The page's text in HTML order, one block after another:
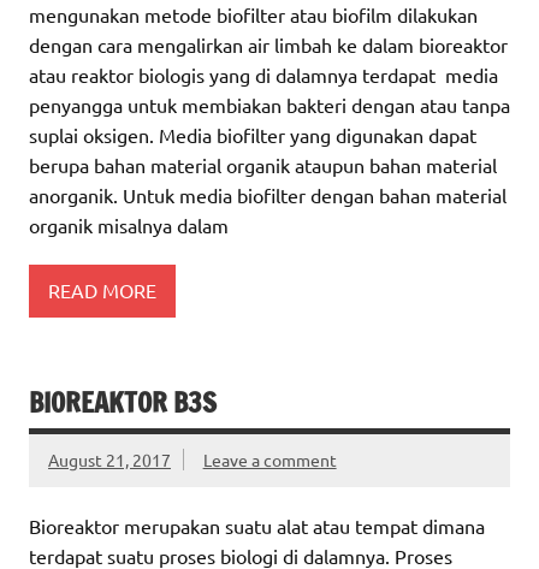
mengunakan metode biofilter atau biofilm dilakukan
dengan cara mengalirkan air limbah ke dalam bioreaktor
atau reaktor biologis yang di dalamnya terdapat media
penyangga untuk membiakan bakteri dengan atau tanpa
suplai oksigen. Media biofilter yang digunakan dapat
berupa bahan material organik ataupun bahan material
anorganik. Untuk media biofilter dengan bahan material
organik misalnya dalam
READ MORE
BIOREAKTOR B3S
August 21, 2017 Leave a comment
Bioreaktor merupakan suatu alat atau tempat dimana
terdapat suatu proses biologi di dalamnya. Proses